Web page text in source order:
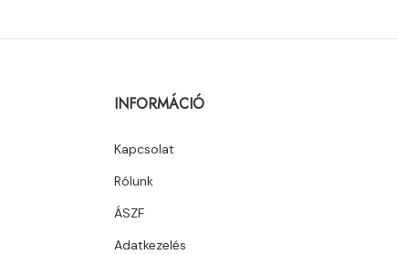
INFORMÁCIÓ
Kapcsolat
Rólunk
ÁSZF
Adatkezelés